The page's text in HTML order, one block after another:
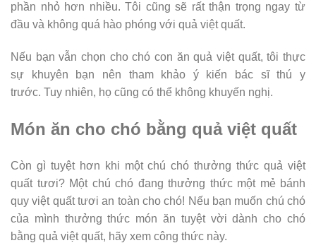
phần nhỏ hơn nhiều. Tôi cũng sẽ rất thận trọng ngay từ
đầu và không quá hào phóng với quả việt quất.
Nếu bạn vẫn chọn cho chó con ăn quả việt quất, tôi thực
sự khuyên bạn nên tham khảo ý kiến ​​bác sĩ thú y
trước. Tuy nhiên, họ cũng có thể không khuyến nghị.
Món ăn cho chó bằng quả việt quất
Còn gì tuyệt hơn khi một chú chó thưởng thức quả việt
quất tươi? Một chú chó đang thưởng thức một mẻ bánh
quy việt quất tươi an toàn cho chó! Nếu bạn muốn chú chó
của mình thưởng thức món ăn tuyệt vời dành cho chó
bằng quả việt quất, hãy xem công thức này.